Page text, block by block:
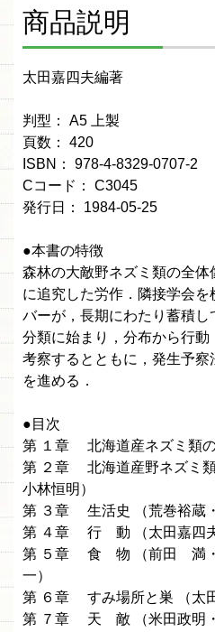
商品説明
太田嘉四夫編著
判型： A5 上製
頁数： 420
ISBN： 978-4-8329-0707-2
Cコード： C3045
発行日： 1984-05-25
●本書の特徴
森林の大敵野ネズミ類の全
に追究した労作．隣接学会
バーが，長期にわたり蓄積し
分類に始まり，分布から行
考察するとともに，発生予
を進める．
●目次
第 １章 北海道産ネズミ類
第 ２章 北海道産野ネズミ類
小林恒明）
第 ３章 生活史 （荒巻裕蔵
第 ４章 行 動 （太田嘉四夫
第 ５章 食 物 （前田 満・
一）
第 ６章 すみ場所と巣 （太
第 ７章 天 敵 （米田政明・